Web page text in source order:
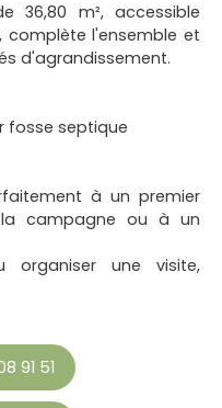
36,80 m², accessible
l'ensemble et
d'agrandissement.
fosse septique
à un premier
campagne ou à un
organiser une visite,
91 51